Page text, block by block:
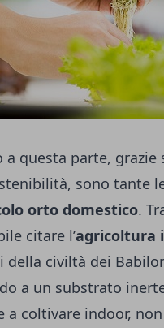
a questa parte,
sono tante
orto domestico.
citare l’agricoltura
della civiltà dei
a un substrato
a coltivare indoor,